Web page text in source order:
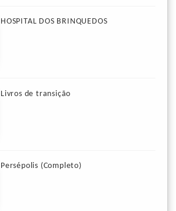
HOSPITAL DOS BRINQUEDOS
Livros de transição
Persépolis (Completo)